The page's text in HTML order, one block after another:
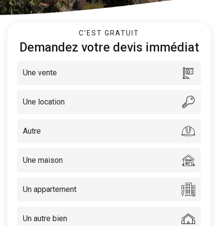
C'EST GRATUIT
Demandez votre devis immédiat
Une vente
Une location
Autre
Une maison
Un appartement
Un autre bien